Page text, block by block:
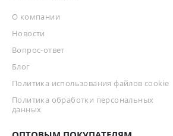
О компании
Новости
Вопрос-ответ
Блог
Политика использования файлов cookie
Политика обработки персональных
данных